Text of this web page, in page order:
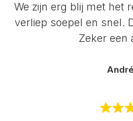
We zijn erg blij met het
verliep soepel en snel.
Zeker een